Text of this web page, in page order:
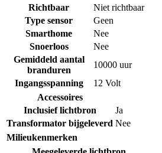
Richtbaar
Niet richtbaar
Type sensor
Geen
Smarthome
Nee
Snoerloos
Nee
Gemiddeld aantal
branduren
10000 uur
Ingangsspanning
12 Volt
Accessoires
Inclusief lichtbron
Ja
Transformator bijgeleverd Nee
Milieukenmerken